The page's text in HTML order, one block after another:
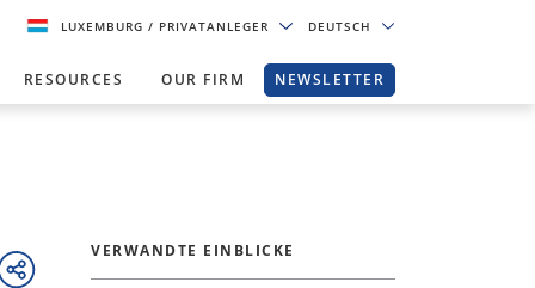
LUXEMBURG/ PRIVATANLEGER DEUTSCH
RESOURCES OUR FIRM NEWSLETTER
VERWANDTE EINBLICKE